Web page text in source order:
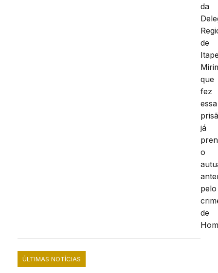
da
de
que
fez
essa
já
o
pelo
de
ÚLTIMAS NOTÍCIAS